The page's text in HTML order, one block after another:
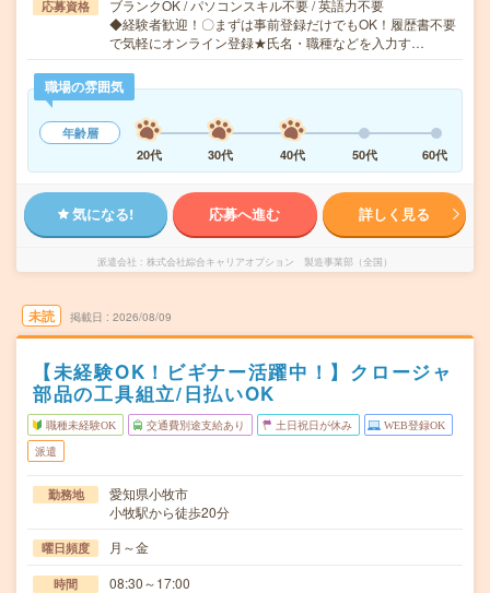
応募資格
ブランクOK / パソコンスキル不要 / 英語力不要
◆経験者歓迎！〇まずは事前登録だけでもOK！履歴書不要
で気軽にオンライン登録★氏名・職種などを入力す…
職場の雰囲気
年齢層
20代
30代 40代 50代 60代
気になる! 応募へ進む 詳しく見る
派遣会社 株式会社綜合キャリアオプション 製造事業部（全国）
未読 掲載日 2026/08/09
【未経験OK！ビギナー活躍中！】クロージャ
部品の工具組立/日払いOK
職種未経験OK 交通費別途支給あり 土日祝日が休み WEB登録OK
派遣
勤務地
愛知県小牧市
小牧駅から徒歩20分
曜日頻度 月～金
時間 08:30～17:00